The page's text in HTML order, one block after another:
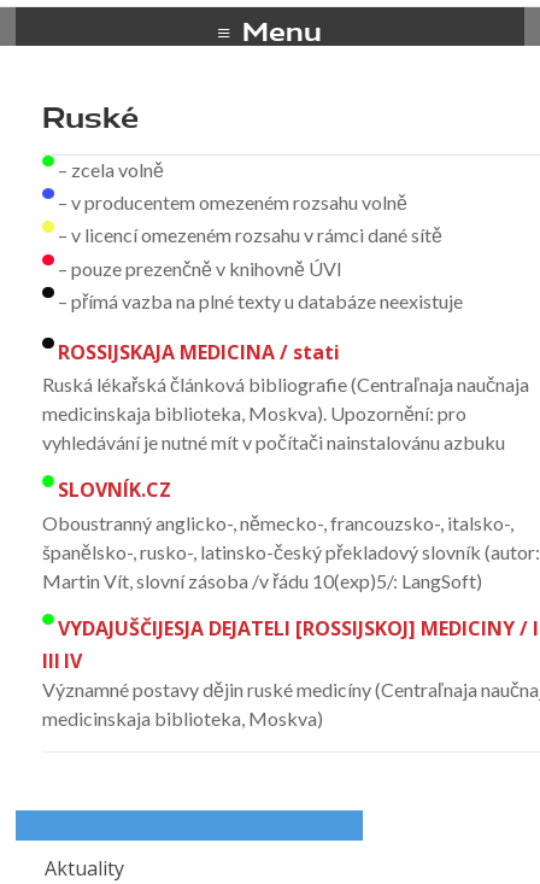
Menu
Ruské
– zcela volně
– v producentem omezeném rozsahu volně
– v licencí omezeném rozsahu v rámci dané sítě
– pouze prezenčně v knihovně ÚVI
– přímá vazba na plné texty u databáze neexistuje
ROSSIJSKAJA MEDICINA / stati
Ruská lékařská článková bibliografie (Centraľnaja naučnaja
medicinskaja biblioteka, Moskva). Upozornění: pro
vyhledávání je nutné mít v počítači nainstalovánu azbuku
SLOVNÍK.CZ
Oboustranný anglicko-, německo-, francouzsko-, italsko-,
španělsko-, rusko-, latinsko-český překladový slovník (autor:
Martin Vít, slovní zásoba /v řádu 10(exp)5/: LangSoft)
VYDAJUŠČIJESJA DEJATELI [ROSSIJSKOJ] MEDICINY / I
III IV
Významné postavy dějin ruské medicíny (Centraľnaja
medicinskaja biblioteka, Moskva)
Aktuality